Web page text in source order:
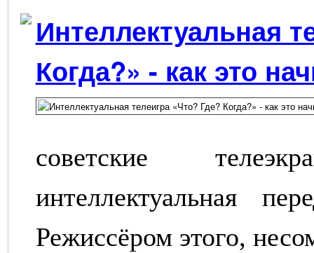
Интеллектуальная
Когда?» - как это
советские
интеллектуальная
Режиссёром этого,